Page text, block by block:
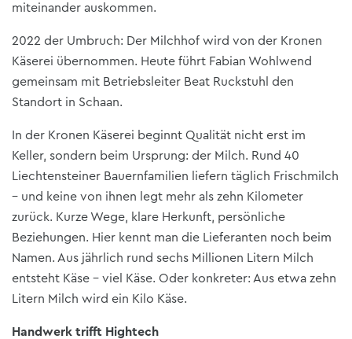
miteinander auskommen.
2022 der Umbruch: Der Milchhof wird von der Kronen
Käserei übernommen. Heute führt Fabian Wohlwend
gemeinsam mit Betriebsleiter Beat Ruckstuhl den
Standort in Schaan.
In der Kronen Käserei beginnt Qualität nicht erst im
Keller, sondern beim Ursprung: der Milch. Rund 40
Liechtensteiner Bauernfamilien liefern täglich Frischmilch
– und keine von ihnen legt mehr als zehn Kilometer
zurück. Kurze Wege, klare Herkunft, persönliche
Beziehungen. Hier kennt man die Lieferanten noch beim
Namen. Aus jährlich rund sechs Millionen Litern Milch
entsteht Käse – viel Käse. Oder konkreter: Aus etwa zehn
Litern Milch wird ein Kilo Käse.
Handwerk trifft Hightech